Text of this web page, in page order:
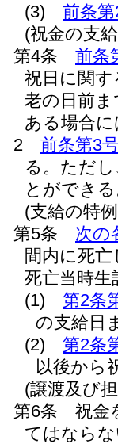
(3)
前条
(祝金の支
第4条
前条
祝日に関す
老の日前
ある場合
2
前条第3
る。 ただ
とができ
(支給の特
第5条
次の
間内に死
死亡当時
(1)
第2条
の支給日
(2)
第2条
以後から
(譲渡及び
第6条
祝金
てはなら